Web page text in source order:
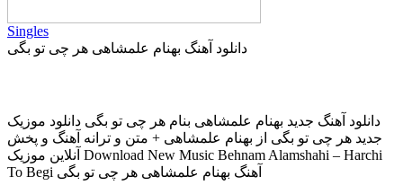
Singles
دانلود آهنگ بهنام علمشاهی هر چی تو بگی
دانلود آهنگ جديد بهنام علمشاهی بنام هر چی تو بگی دانلود موزیک
جديد هر چی تو بگی از بهنام علمشاهی + متن و ترانه آهنگ و پخش
آنلاين موزيک Download New Music Behnam Alamshahi – Harchi
To Begi آهنگ بهنام علمشاهی هر چی تو بگی